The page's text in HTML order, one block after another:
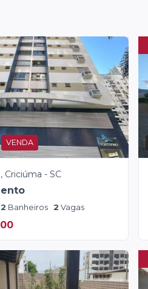
VENDA
Criciúma - SC
2 Banheiros 2 Vagas